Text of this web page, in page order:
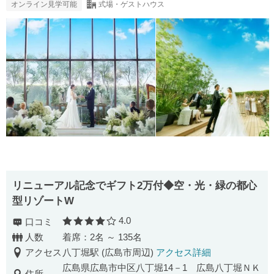
オンライン見学可能 式場・ゲストハウス
リニューアル記念でギフト2万付◆空・光・緑の都心
型リゾートW
口コミ 口コミ評価
4.0
人数
着席：2名 ～ 135名
アクセス 八丁堀駅 (広島市周辺) アクセス詳細
広島県広島市中区八丁堀14－1 広島八丁堀ＮＫ